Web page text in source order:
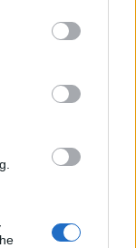
Ubrany
czyli paliusz,
jest zwój,
czyni znak
na